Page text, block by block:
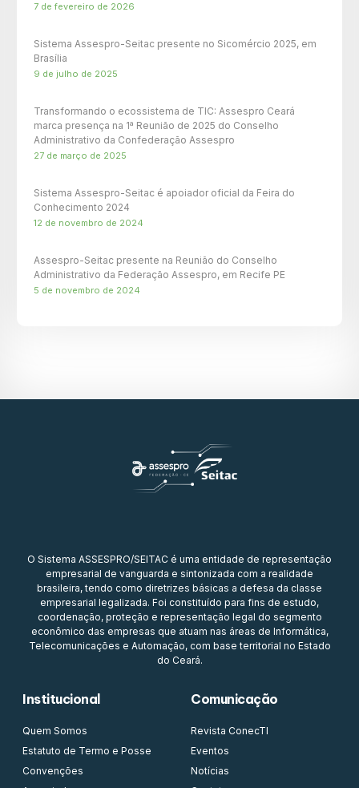
7 de fevereiro de 2026
Sistema Assespro-Seitac presente no Sicomércio 2025, em
Brasília
9 de julho de 2025
Transformando o ecossistema de TIC: Assespro Ceará
marca presença na 1ª Reunião de 2025 do Conselho
Administrativo da Confederação Assespro
27 de março de 2025
Sistema Assespro-Seitac é apoiador oficial da Feira do
Conhecimento 2024
12 de novembro de 2024
Assespro-Seitac presente na Reunião do Conselho
Administrativo da Federação Assespro, em Recife PE
5 de novembro de 2024
O Sistema ASSESPRO/SEITAC é uma entidade de representação
empresarial de vanguarda e sintonizada com a realidade
brasileira, tendo como diretrizes básicas a defesa da classe
empresarial legalizada. Foi constituído para fins de estudo,
coordenação, proteção e representação legal do segmento
econômico das empresas que atuam nas áreas de Informática,
Telecomunicações e Automação, com base territorial no Estado
do Ceará.
Institucional
Quem Somos
Estatuto de Termo e Posse
Convenções
Comunicação
Revista ConecTI
Eventos
Notícias